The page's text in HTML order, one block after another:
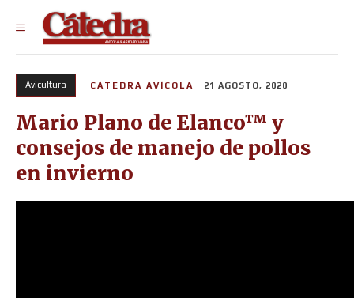
Avicultura CÁTEDRA AVÍCOLA 21 AGOSTO, 2020
Mario Plano de Elanco™ y
consejos de manejo de pollos
en invierno